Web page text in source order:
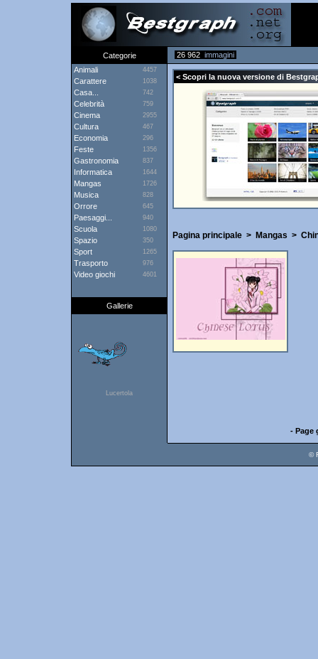
Categorie 26 962 immagini
Animali
4457
Carattere 1038
Casa... 742
Celebrità 759
Cinema 2955
Cultura 467
Economia 296
Feste 1356
Gastronomia 837
Informatica 1644
Mangas 1726
Musica 828
Orrore 645
Paesaggi... 940
Scuola 1080
Spazio 350
Sport 1265
Trasporto 976
Video giochi 4601
Gallerie
Lucertola
< Scopri la nuova versione di
Pagina principale > Mangas >
- Page
©